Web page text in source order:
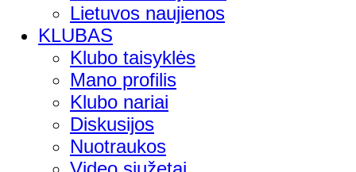
Lietuvos naujienos
KLUBAS
Klubo taisyklės
Mano profilis
Klubo nariai
Diskusijos
Nuotraukos